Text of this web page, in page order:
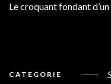
Le croquant fondant
CATEGORIE